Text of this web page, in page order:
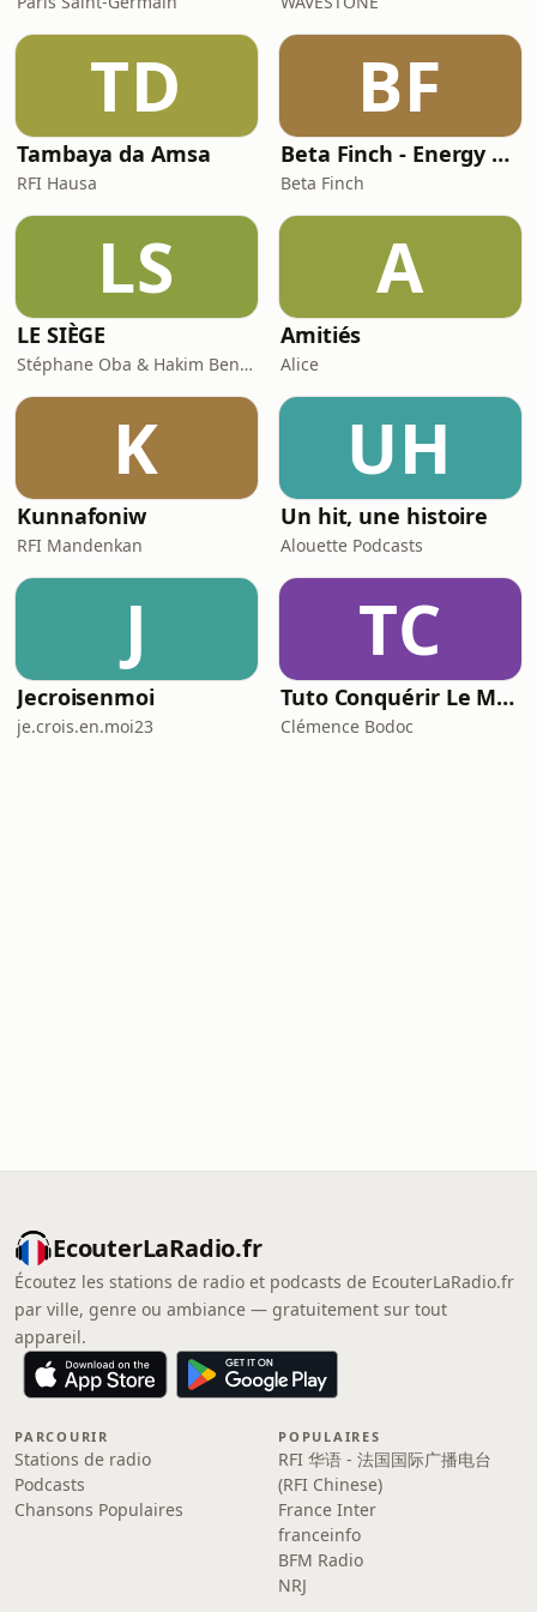
TD
Tambaya da Amsa
RFI Hausa
BF
Beta Finch - Energy & Utilities - FR
Beta Finch
LS
LE SIÈGE
Stéphane Oba & Hakim Benbadra
A
Amitiés
Alice
K
Kunnafoniw
RFI Mandenkan
UH
Un hit, une histoire
Alouette Podcasts
J
Jecroisenmoi
je.crois.en.moi23
TC
Tuto Conquérir Le Monde
Clémence Bodoc
EcouterLaRadio.fr
Écoutez les stations de radio et podcasts de EcouterLaRadio.fr
par ville, genre ou ambiance — gratuitement sur tout
appareil.
PARCOURIR
Stations de radio
Podcasts
Chansons Populaires
POPULAIRES
RFI 华语 - 法国国际广播电台
(RFI Chinese)
France Inter
franceinfo
BFM Radio
NRJ